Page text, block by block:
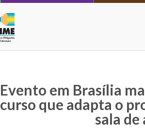
Evento em Brasília
curso que adapta o
sala de